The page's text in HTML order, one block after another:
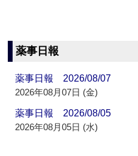
薬事日報
薬事日報 2026/08/07
2026年08月07日 (金)
薬事日報 2026/08/05
2026年08月05日 (水)